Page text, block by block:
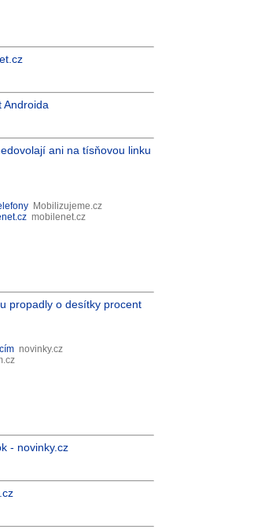
Androida
ani na tísňovou linku
Mobilizujeme.cz
mobilenet.cz
propadly o desítky procent
novinky.cz
- novinky.cz